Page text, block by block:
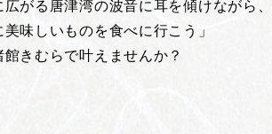
がる唐津湾の波音に耳を傾けながら
味しいものを食べに行こう」
きむらで叶えませんか？